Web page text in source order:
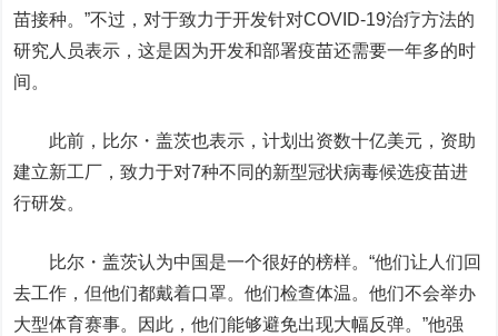
苗接种。”不过，对于致力于开发针对COVID-19治疗方法的
研究人员表示，这是因为开发和部署疫苗还需要一年多的时
间。
此前，比尔・盖茨也表示，计划出资数十亿美元，资助
建立新工厂，致力于对7种不同的新型冠状病毒候选疫苗进
行研发。
比尔・盖茨认为中国是一个很好的榜样。“他们让人们回
去工作，但他们都戴着口罩。他们检查体温。他们不会举办
大型体育赛事。因此，他们能够避免出现大幅反弹。”他强